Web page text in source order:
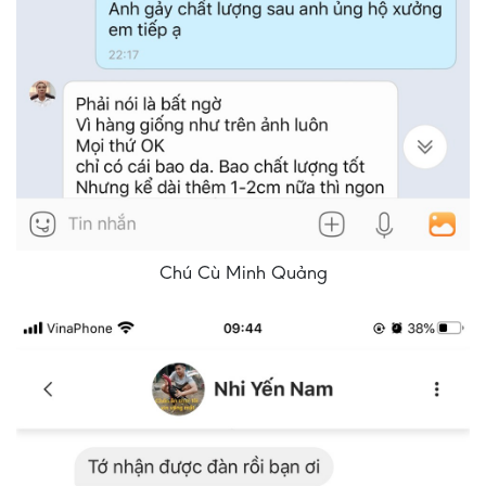
Chú Cù Minh Quảng